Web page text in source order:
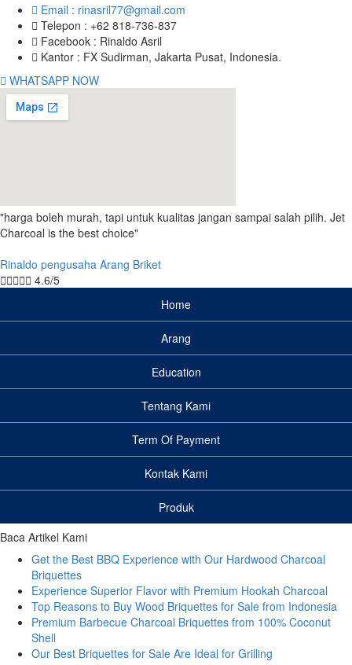
Email : rinasril77@gmail.com
Telepon : +62 818-736-837
Facebook : Rinaldo Asril
Kantor : FX Sudirman, Jakarta Pusat, Indonesia.
WHATSAPP NOW
"harga boleh murah, tapi untuk kualitas jangan sampai salah pilih. Jet
Charcoal is the best choice"
Rinaldo pengusaha Arang Briket
 4.6/5
Home
Arang
Education
Tentang Kami
Term Of Payment
Kontak Kami
Produk
Baca Artikel Kami
Get the Best BBQ Experience with Our Hardwood Charcoal
Briquettes
Experience Superior Flavor with Premium Hookah Charcoal
Top Reasons to Buy Wood Briquettes for Sale from Indonesia
Premium Barbecue Charcoal Briquettes from 100% Coconut
Shell
Our Best Briquettes for Sale Are Ideal for Grilling